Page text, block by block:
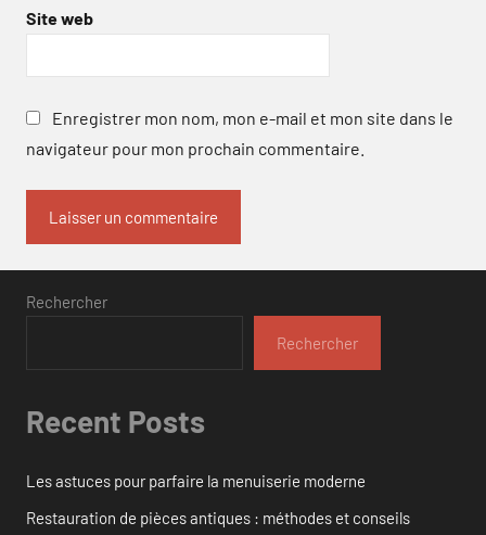
Site web
Enregistrer mon nom, mon e-mail et mon site dans le
navigateur pour mon prochain commentaire.
Rechercher
Rechercher
Recent Posts
Les astuces pour parfaire la menuiserie moderne
Restauration de pièces antiques : méthodes et conseils